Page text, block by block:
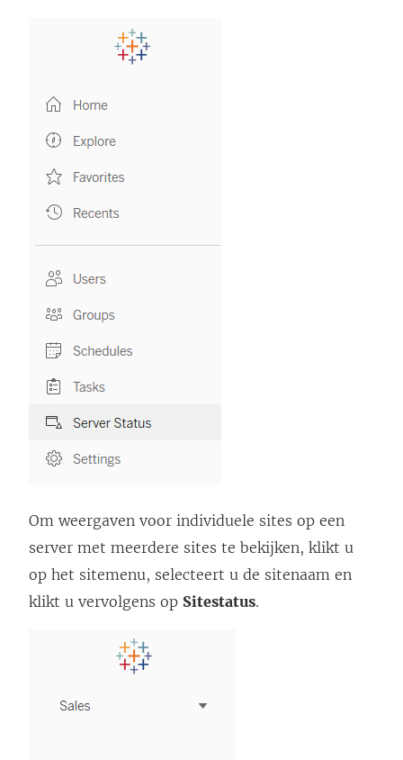
Om weergaven voor individuele sites op een
server met meerdere sites te bekijken, klikt u
op het sitemenu, selecteert u de sitenaam en
klikt u vervolgens op Sitestatus.